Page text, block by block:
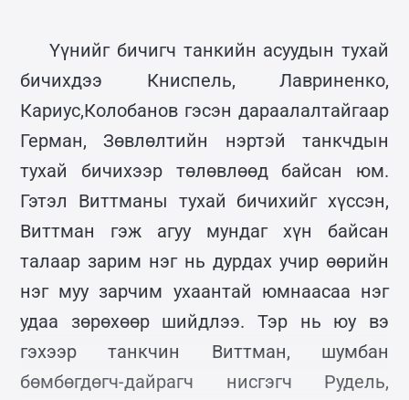
Үүнийг бичигч танкийн асуудын тухай
бичихдээ Книспель, Лавриненко,
Кариус,Колобанов гэсэн дараалалтайгаар
Герман, Зөвлөлтийн нэртэй танкчдын
тухай бичихээр төлөвлөөд байсан юм.
Гэтэл Виттманы тухай бичихийг хүссэн,
Виттман гэж агуу мундаг хүн байсан
талаар зарим нэг нь дурдах учир өөрийн
нэг муу зарчим ухаантай юмнаасаа нэг
удаа зөрөхөөр шийдлээ. Тэр нь юу вэ
гэхээр танкчин Виттман, шумбан
бөмбөгдөгч-дайрагч нисгэгч Рудель,